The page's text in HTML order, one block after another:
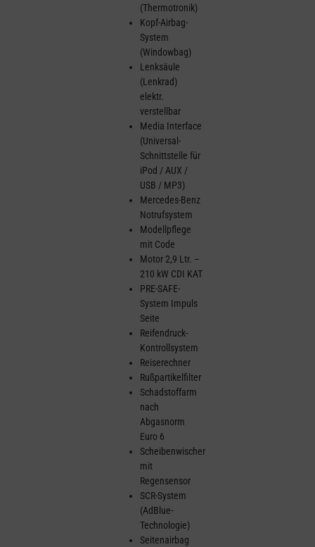
(Thermotronik)
Kopf-Airbag-
System
(Windowbag)
Lenksäule
(Lenkrad)
elektr.
verstellbar
Media Interface
(Universal-
Schnittstelle für
iPod / AUX /
USB / MP3)
Mercedes-Benz
Notrufsystem
Modellpflege
mit Code
Motor 2,9 Ltr. –
210 kW CDI KAT
PRE-SAFE-
System Impuls
Seite
Reifendruck-
Kontrollsystem
Reiserechner
Rußpartikelfilter
Schadstoffarm
nach
Abgasnorm
Euro 6
Scheibenwischer
mit
Regensensor
SCR-System
(AdBlue-
Technologie)
Seitenairbag